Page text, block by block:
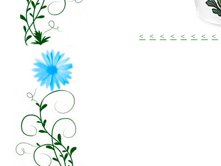
< < < < < < < <